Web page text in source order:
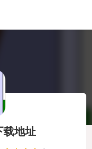
载地址